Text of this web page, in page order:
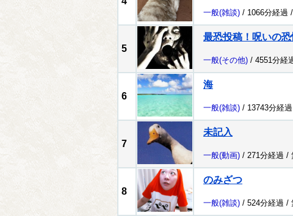
一般(雑談) / 1066分経過 /
5
最恐投稿！呪いの
一般(その他) / 4551分経
6
海
一般(雑談) / 13743分経
7
未記入
一般(動画) / 271分経過 /
8
のみざつ
一般(雑談) / 524分経過 /